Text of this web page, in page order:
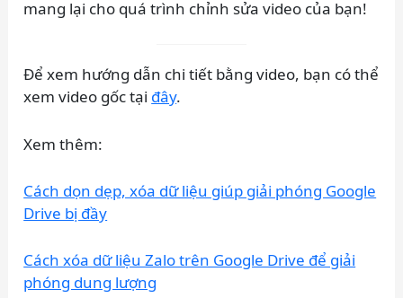
mang lại cho quá trình chỉnh sửa video của bạn!
Để xem hướng dẫn chi tiết bằng video, bạn có thể
xem video gốc tại đây.
Xem thêm:
Cách dọn dẹp, xóa dữ liệu giúp giải phóng Google
Drive bị đầy
Cách xóa dữ liệu Zalo trên Google Drive để giải
phóng dung lượng